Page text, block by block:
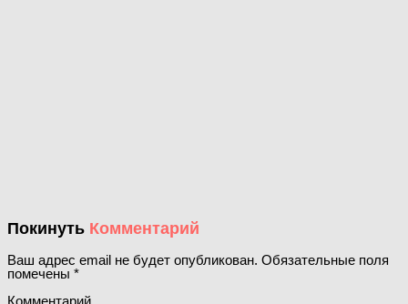
Покинуть Комментарий
Ваш адрес email не будет опубликован. Обязательные поля
помечены *
Комментарий